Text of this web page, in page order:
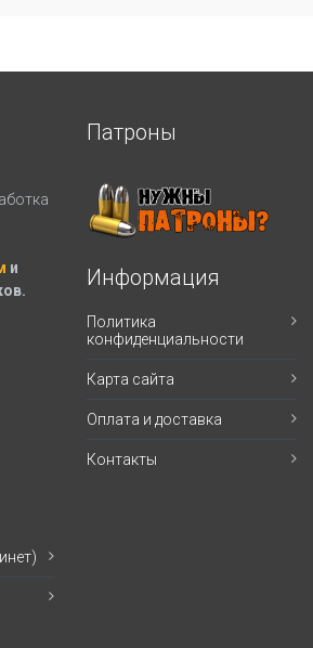
и
Патроны
Информация
Политика
конфиденциальности
Карта сайта
Оплата и доставка
Контакты